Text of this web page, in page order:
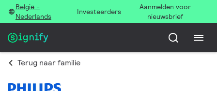
België -
Nederlands
Investeerders
Aanmelden voor
nieuwsbrief
Terug naar familie